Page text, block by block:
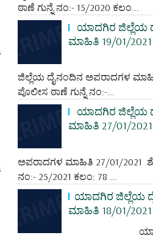
ಠಾಣೆ ಗುನ್ನೆ ನಂ:- 15/2020 ಕಲಂ...
ಯಾದಗಿರ ಜಿಲ್ಲೆಯ
ಮಾಹಿತಿ 19/01/2021
ಜಿಲ್ಲೆಯ ದೈನಂದಿನ ಅಪರಾದಗಳ
ಪೊಲೀಸ ಠಾಣೆ ಗುನ್ನೆ ನಂ:-...
ಯಾದಗಿರ ಜಿಲ್ಲೆಯ
ಮಾಹಿತಿ 27/01/2021
ಯಾದಗಿರ
ಅಪರಾದಗಳ ಮಾಹಿತಿ 27/01/2021
ನಂ:- 25/2021 ಕಲಂ: 78 ...
ಯಾದಗಿರ ಜಿಲ್ಲೆಯ
ಮಾಹಿತಿ 18/01/2021
ಯಾದಗಿರ